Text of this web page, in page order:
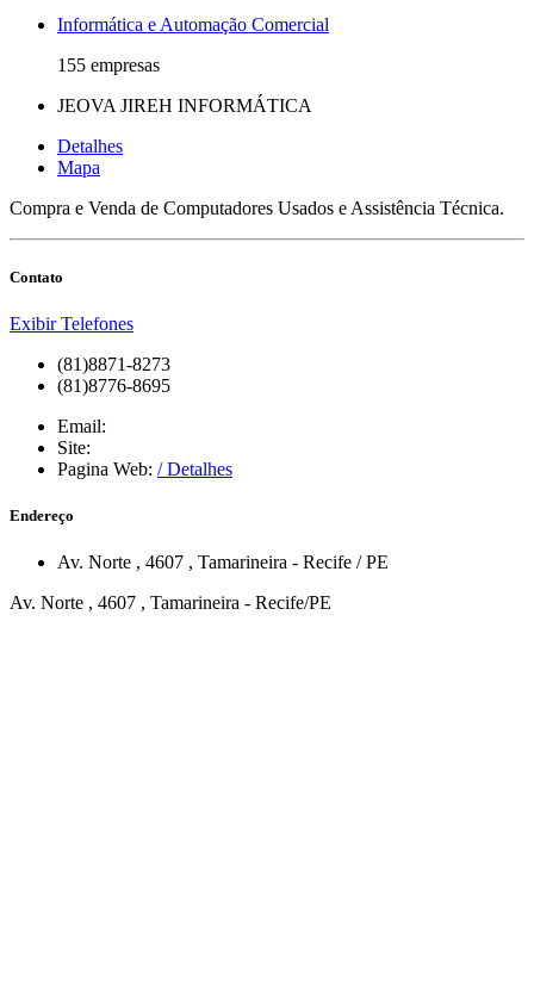
Informática e Automação Comercial
155 empresas
JEOVA JIREH INFORMÁTICA
Detalhes
Mapa
Compra e Venda de Computadores Usados e Assistência Técnica.
Contato
Exibir Telefones
(81)8871-8273
(81)8776-8695
Email:
Site:
Pagina Web: / Detalhes
Endereço
Av. Norte , 4607 , Tamarineira - Recife /PE
Av. Norte , 4607 , Tamarineira - Recife/PE